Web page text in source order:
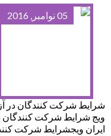
05 نوامبر, 2016
شرایط شرکت کنندگان در
ویج شرایط شرکت
ایران ویجشرایط شرکت